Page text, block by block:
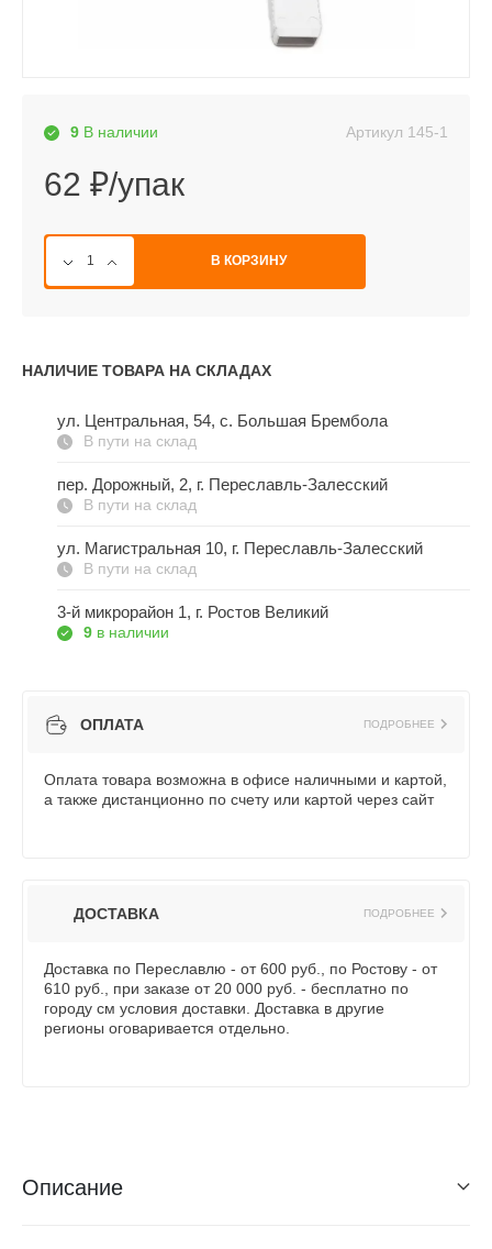
9 В наличии Артикул 145-1
62 ₽/упак
В КОРЗИНУ
НАЛИЧИЕ ТОВАРА НА СКЛАДАХ
ул. Центральная, 54, c. Большая Брембола
В пути на склад
пер. Дорожный, 2, г. Переславль-Залесский
В пути на склад
ул. Магистральная 10, г. Переславль-Залесский
В пути на склад
3-й микрорайон 1, г. Ростов Великий
9 в наличии
ОПЛАТА ПОДРОБНЕЕ
Оплата товара возможна в офисе наличными и картой,
а также дистанционно по счету или картой через сайт
ДОСТАВКА ПОДРОБНЕЕ
Доставка по Переславлю - от 600 руб., по Ростову - от
610 руб., при заказе от 20 000 руб. - бесплатно по
городу см условия доставки. Доставка в другие
регионы оговаривается отдельно.
Описание